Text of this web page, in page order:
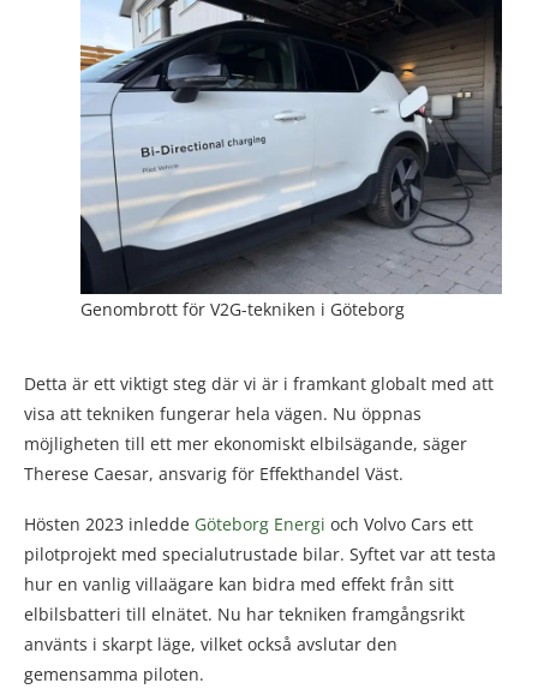
Genombrott för V2G-tekniken i Göteborg
Detta är ett viktigt steg där vi är i framkant globalt med att
visa att tekniken fungerar hela vägen. Nu öppnas
möjligheten till ett mer ekonomiskt elbilsägande, säger
Therese Caesar, ansvarig för Effekthandel Väst.
Hösten 2023 inledde Göteborg Energi och Volvo Cars ett
pilotprojekt med specialutrustade bilar. Syftet var att testa
hur en vanlig villaägare kan bidra med effekt från sitt
elbilsbatteri till elnätet. Nu har tekniken framgångsrikt
använts i skarpt läge, vilket också avslutar den
gemensamma piloten.